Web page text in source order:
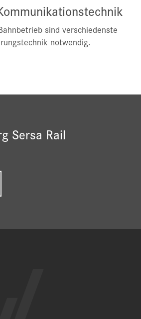
sind verschiedenste
notwendig.
Sersa Rail